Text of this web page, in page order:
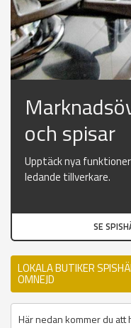
och spisar
Upptäck nya
ledande tillverkare.
SE
LOKALA BUTIKER
OMNEJD
Här nedan kommer du